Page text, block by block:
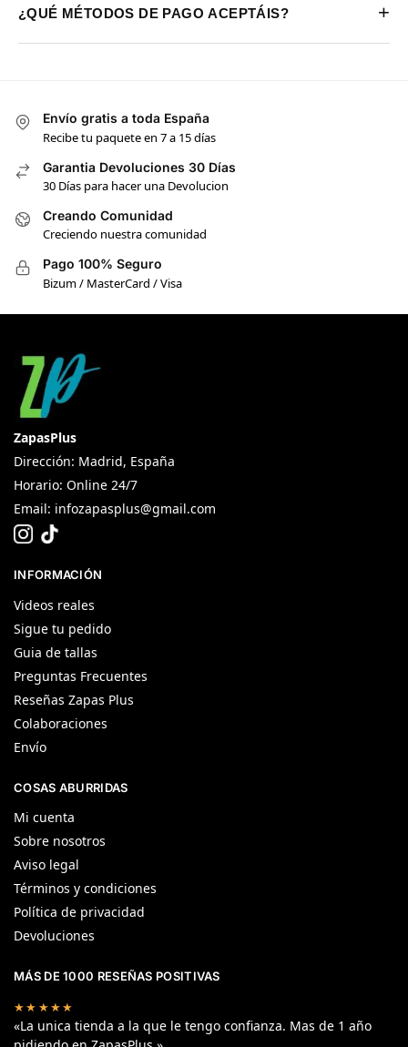
¿QUÉ MÉTODOS DE PAGO ACEPTÁIS? +
Envío gratis a toda España
Recibe tu paquete en 7 a 15 días
Garantia Devoluciones 30 Días
30 Días para hacer una Devolucion
Creando Comunidad
Creciendo nuestra comunidad
Pago 100% Seguro
Bizum / MasterCard / Visa
ZapasPlus
Dirección: Madrid, España
Horario: Online 24/7
Email: infozapasplus@gmail.com
INFORMACIÓN
Videos reales
Sigue tu pedido
Guia de tallas
Preguntas Frecuentes
Reseñas Zapas Plus
Colaboraciones
Envío
COSAS ABURRIDAS
Mi cuenta
Sobre nosotros
Aviso legal
Términos y condiciones
Política de privacidad
Devoluciones
MÁS DE 1000 RESEÑAS POSITIVAS
★★★★★
«La unica tienda a la que le tengo confianza. Mas de 1 año